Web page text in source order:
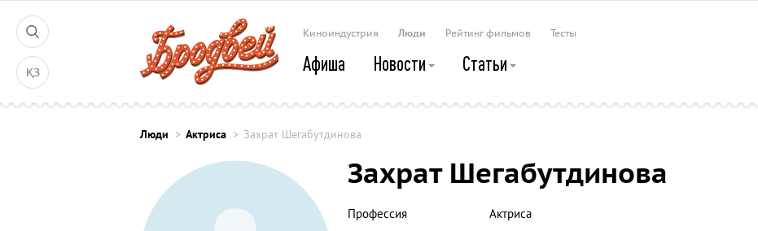
ҚЗ
Киноиндустрия Люди Рейтинг фильмов Тесты
Афиша Новости Статьи
Люди Актриса Захрат Шегабутдинова
Захрат Шегабутдинова
Профессия
Актриса